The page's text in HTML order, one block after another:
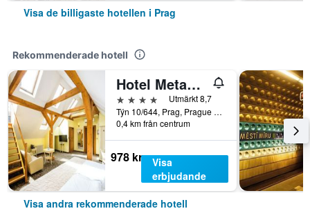
Visa de billigaste hotellen i Prag
Rekommenderade hotell
Hotel Metamorphis
4 stjärnor
Utmärkt 8,7
Týn 10/644, Prag, Prague Region, Tjeckien
0,4 km från centrum
978 kr
Visa
erbjudande
Visa andra rekommenderade hotell